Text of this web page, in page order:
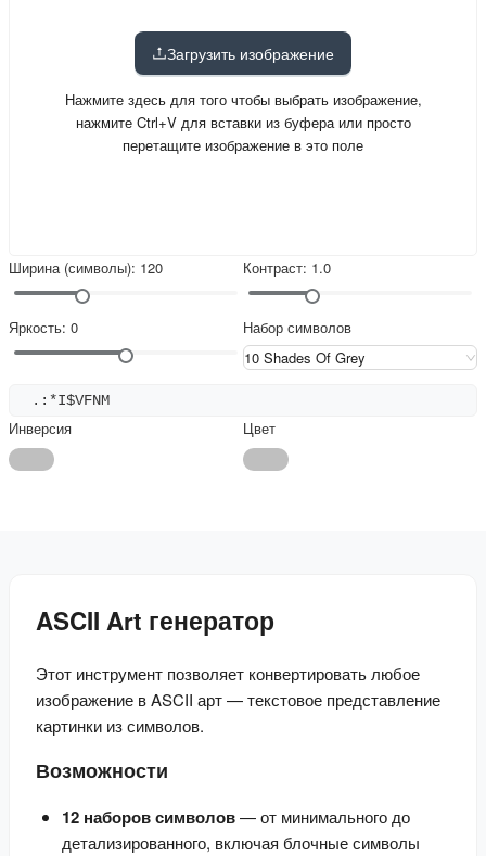
Загрузить изображение
Нажмите здесь для того чтобы выбрать изображение,
нажмите Ctrl+V для вставки из буфера или просто
перетащите изображение в это поле
Ширина (символы): 120 Контраст: 1.0
Яркость: 0
Набор символов
10 Shades Of Grey
Инверсия Цвет
ASCII Art генератор
Этот инструмент позволяет конвертировать любое
изображение в ASCII арт — текстовое представление
картинки из символов.
Возможности
12 наборов символов— от минимального до
детализированного, включая блочные символы